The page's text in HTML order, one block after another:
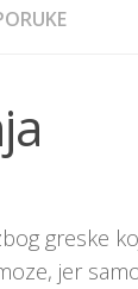
greske
jer